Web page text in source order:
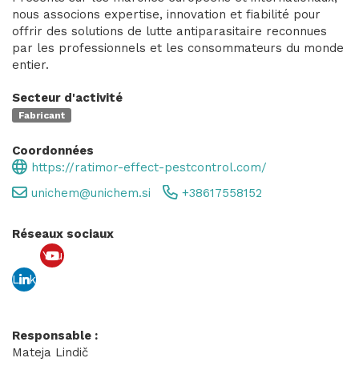
nous associons expertise, innovation et fiabilité pour
offrir des solutions de lutte antiparasitaire reconnues
par les professionnels et les consommateurs du monde
entier.
Secteur d'activité
Fabricant
Coordonnées
https://ratimor-effect-pestcontrol.com/
unichem@unichem.si
+38617558152
Réseaux sociaux
Link
You
Responsable :
Mateja Lindič